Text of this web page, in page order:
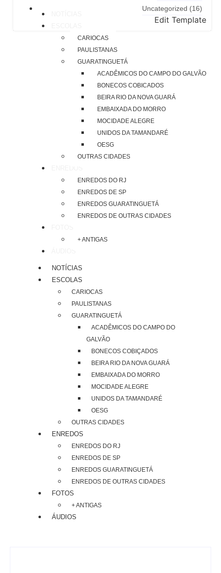
Uncategorized (16)
Edit Template
CARIOCAS
PAULISTANAS
GUARATINGUETÁ
ACADÊMICOS DO CAMPO DO GALVÃO
BONECOS COBIÇADOS
BEIRA RIO DA NOVA GUARÁ
EMBAIXADA DO MORRO
MOCIDADE ALEGRE
UNIDOS DA TAMANDARÉ
OESG
OUTRAS CIDADES
ENREDOS DO RJ
ENREDOS DE SP
ENREDOS GUARATINGUETÁ
ENREDOS DE OUTRAS CIDADES
+ ANTIGAS
NOTÍCIAS
ESCOLAS
CARIOCAS
PAULISTANAS
GUARATINGUETÁ
ACADÊMICOS DO CAMPO DO
GALVÃO
BONECOS COBIÇADOS
BEIRA RIO DA NOVA GUARÁ
EMBAIXADA DO MORRO
MOCIDADE ALEGRE
UNIDOS DA TAMANDARÉ
OESG
OUTRAS CIDADES
ENREDOS
ENREDOS DO RJ
ENREDOS DE SP
ENREDOS GUARATINGUETÁ
ENREDOS DE OUTRAS CIDADES
FOTOS
+ ANTIGAS
ÁUDIOS